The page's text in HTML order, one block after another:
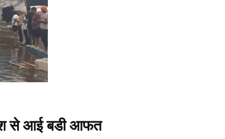
से आई बडी आफत